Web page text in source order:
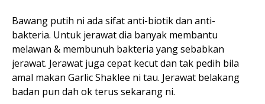
Bawang putih ni ada sifat anti-biotik dan anti-
bakteria. Untuk jerawat dia banyak membantu
melawan & membunuh bakteria yang sebabkan
jerawat. Jerawat juga cepat kecut dan tak pedih bila
amal makan Garlic Shaklee ni tau. Jerawat belakang
badan pun dah ok terus sekarang ni.